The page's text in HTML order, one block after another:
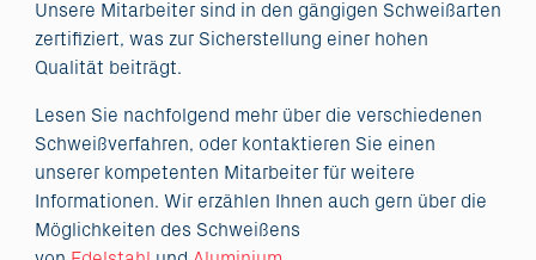
Unsere Mitarbeiter sind in den gängigen Schweißarten
zertifiziert, was zur Sicherstellung einer hohen
Qualität beiträgt.
Lesen Sie nachfolgend mehr über die verschiedenen
Schweißverfahren, oder kontaktieren Sie einen
unserer kompetenten Mitarbeiter für weitere
Informationen. Wir erzählen Ihnen auch gern über die
Möglichkeiten des Schweißens